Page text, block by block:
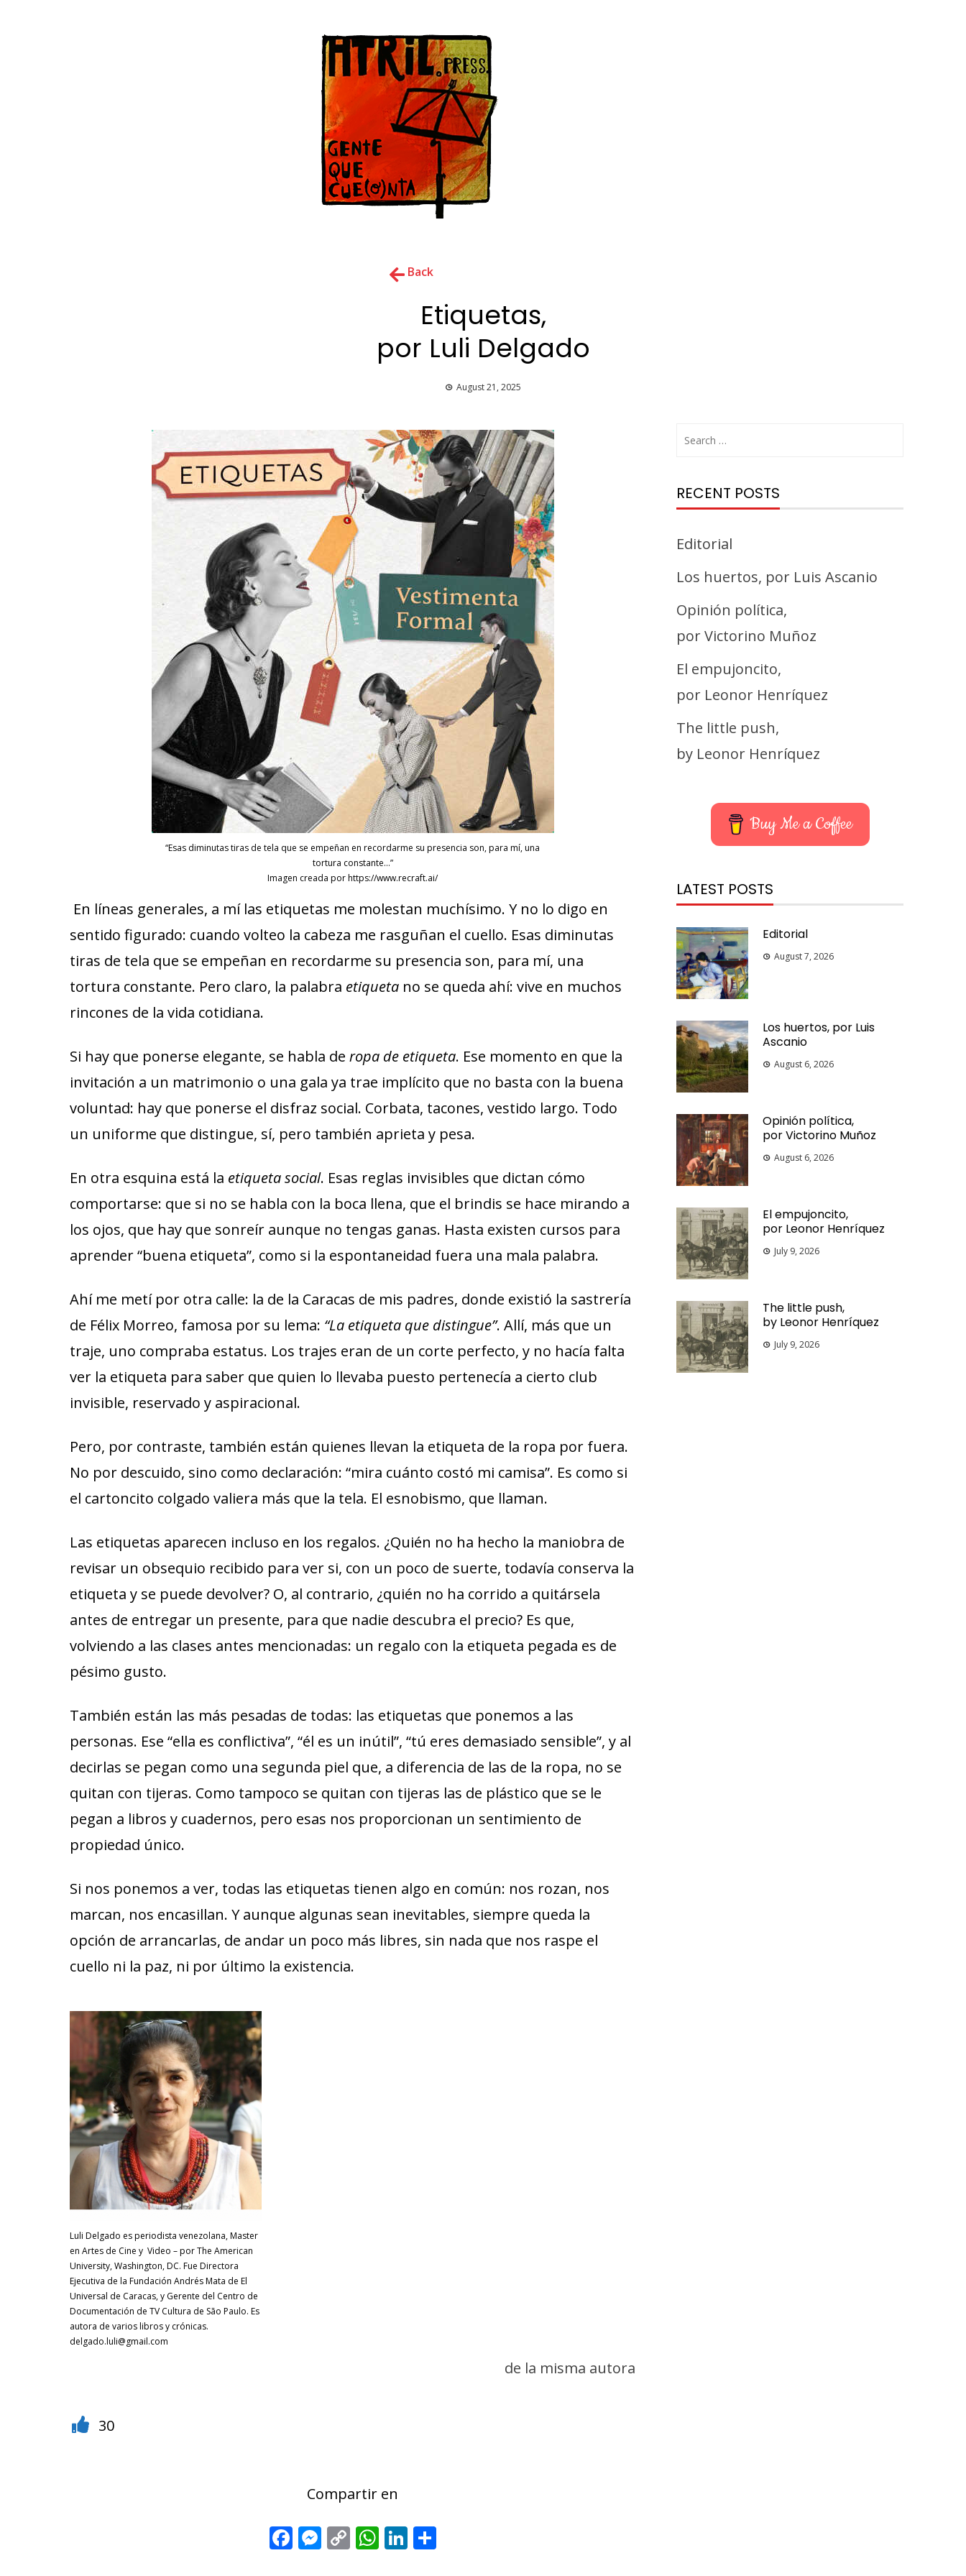
Back
Etiquetas,
por Luli Delgado
August 21, 2025
“Esas diminutas tiras de tela que se empeñan en recordarme su presencia son, para mí, una
tortura constante…”
Imagen creada por https://www.recraft.ai/
En líneas generales, a mí las etiquetas me molestan muchísimo. Y no lo digo en
sentido figurado: cuando volteo la cabeza me rasguñan el cuello. Esas diminutas
tiras de tela que se empeñan en recordarme su presencia son, para mí, una
tortura constante. Pero claro, la palabra etiqueta no se queda ahí: vive en muchos
rincones de la vida cotidiana.
Si hay que ponerse elegante, se habla de ropa de etiqueta. Ese momento en que la
invitación a un matrimonio o una gala ya trae implícito que no basta con la buena
voluntad: hay que ponerse el disfraz social. Corbata, tacones, vestido largo. Todo
un uniforme que distingue, sí, pero también aprieta y pesa.
En otra esquina está la etiqueta social. Esas reglas invisibles que dictan cómo
comportarse: que si no se habla con la boca llena, que el brindis se hace mirando a
los ojos, que hay que sonreír aunque no tengas ganas. Hasta existen cursos para
aprender “buena etiqueta”, como si la espontaneidad fuera una mala palabra.
Ahí me metí por otra calle: la de la Caracas de mis padres, donde existió la sastrería
de Félix Morreo, famosa por su lema: “La etiqueta que distingue”. Allí, más que un
traje, uno compraba estatus. Los trajes eran de un corte perfecto, y no hacía falta
ver la etiqueta para saber que quien lo llevaba puesto pertenecía a cierto club
invisible, reservado y aspiracional.
Pero, por contraste, también están quienes llevan la etiqueta de la ropa por fuera.
No por descuido, sino como declaración: “mira cuánto costó mi camisa”. Es como si
el cartoncito colgado valiera más que la tela. El esnobismo, que llaman.
Las etiquetas aparecen incluso en los regalos. ¿Quién no ha hecho la maniobra de
revisar un obsequio recibido para ver si, con un poco de suerte, todavía conserva la
etiqueta y se puede devolver? O, al contrario, ¿quién no ha corrido a quitársela
antes de entregar un presente, para que nadie descubra el precio? Es que,
volviendo a las clases antes mencionadas: un regalo con la etiqueta pegada es de
pésimo gusto.
También están las más pesadas de todas: las etiquetas que ponemos a las
personas. Ese “ella es conflictiva”, “él es un inútil”, “tú eres demasiado sensible”, y al
decirlas se pegan como una segunda piel que, a diferencia de las de la ropa, no se
quitan con tijeras. Como tampoco se quitan con tijeras las de plástico que se le
pegan a libros y cuadernos, pero esas nos proporcionan un sentimiento de
propiedad único.
Si nos ponemos a ver, todas las etiquetas tienen algo en común: nos rozan, nos
marcan, nos encasillan. Y aunque algunas sean inevitables, siempre queda la
opción de arrancarlas, de andar un poco más libres, sin nada que nos raspe el
cuello ni la paz, ni por último la existencia.
Luli Delgado es periodista venezolana, Master
en Artes de Cine y Video – por The American
University, Washington, DC. Fue Directora
Ejecutiva de la Fundación Andrés Mata de El
Universal de Caracas, y Gerente del Centro de
Documentación de TV Cultura de São Paulo. Es
autora de varios libros y crónicas.
delgado.luli@gmail.com
de la misma autora
30
Compartir en
Facebook
Messenger
CopyWhatsApp
LinkedIn
Share
RECENT POSTS
Editorial
Los huertos, por Luis Ascanio
Opinión política,
por Victorino Muñoz
El empujoncito,
por Leonor Henríquez
The little push,
by Leonor Henríquez
Buy Me a Coffee
LATEST POSTS
Editorial
August 7, 2026
Los huertos, por Luis
Ascanio
August 6, 2026
Opinión política,
por Victorino Muñoz
August 6, 2026
El empujoncito,
por Leonor Henríquez
July 9, 2026
The little push,
by Leonor Henríquez
July 9, 2026